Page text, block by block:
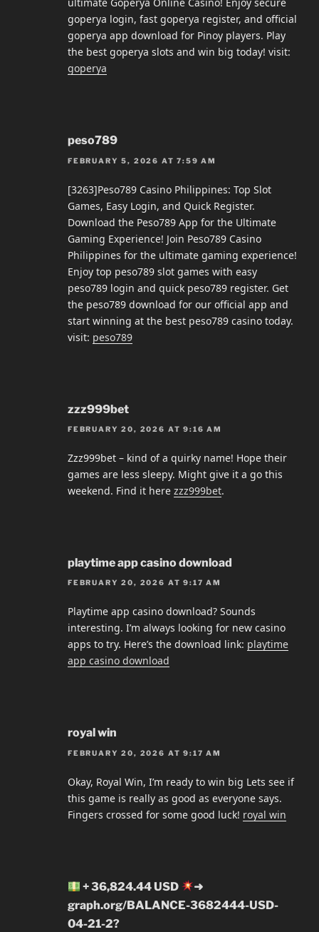
goperya login, fast goperya register, and official
goperya app download for Pinoy players. Play
the best goperya slots and win big today! visit:
goperya
peso789
FEBRUARY 5, 2026 AT 7:59 AM
[3263]Peso789 Casino Philippines: Top Slot
Games, Easy Login, and Quick Register.
Download the Peso789 App for the Ultimate
Gaming Experience! Join Peso789 Casino
Philippines for the ultimate gaming experience!
Enjoy top peso789 slot games with easy
peso789 login and quick peso789 register. Get
the peso789 download for our official app and
start winning at the best peso789 casino today.
visit: peso789
zzz999bet
FEBRUARY 20, 2026 AT 9:16 AM
Zzz999bet – kind of a quirky name! Hope their
games are less sleepy. Might give it a go this
weekend. Find it here zzz999bet.
playtime app casino download
FEBRUARY 20, 2026 AT 9:17 AM
Playtime app casino download? Sounds
interesting. I’m always looking for new casino
apps to try. Here’s the download link: playtime
app casino download
royal win
FEBRUARY 20, 2026 AT 9:17 AM
Okay, Royal Win, I’m ready to win big Lets see if
this game is really as good as everyone says.
Fingers crossed for some good luck! royal win
+ 36,824.44 USD
➜
graph.org/BALANCE-3682444-USD-
04-21-2?